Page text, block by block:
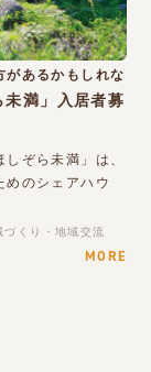
があるかもしれな
未満」入居者募
ぞら未満」は、
めのシェアハウ
づくり・地域交流
MORE